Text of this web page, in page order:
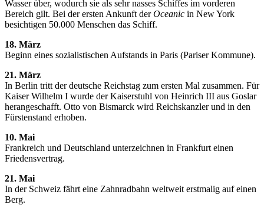
Wasser über, wodurch sie als sehr nasses Schiffes im vorderen
Bereich gilt. Bei der ersten Ankunft derOceanic in New York
besichtigen 50.000 Menschen das Schiff.
18. März
Beginn eines sozialistischen Aufstands in Paris (Pariser Kommune).
21. März
In Berlin tritt der deutsche Reichstag zum ersten Mal zusammen. Für
Kaiser Wilhelm I wurde der Kaiserstuhl von Heinrich III aus Goslar
herangeschafft. Otto von Bismarck wird Reichskanzler und in den
Fürstenstand erhoben.
10. Mai
Frankreich und Deutschland unterzeichnen in Frankfurt einen
Friedensvertrag.
21. Mai
In der Schweiz fährt eine Zahnradbahn weltweit erstmalig auf einen
Berg.